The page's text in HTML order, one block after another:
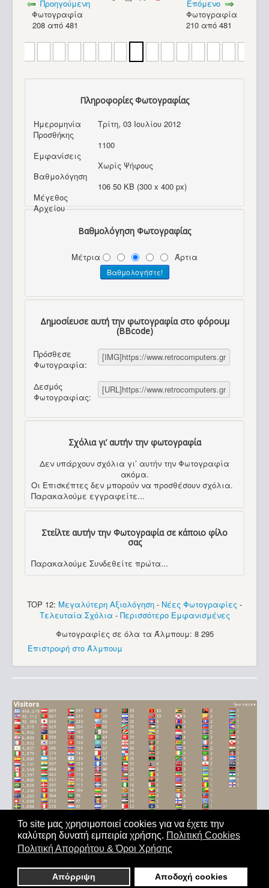
Το site μας χρησιμοποιεί cookies για να έχετε την
καλύτερη δυνατή εμπειρία χρήσης. Πολιτική Cookies
Πολιτική Απορρήτου & Όροι Χρήσης
Απόρριψη Αποδοχή cookies
Προηγούμενη
Φωτογραφία
208 από 481
Επόμενο
Φωτογραφία
210 από 481
Πληροφορίες Φωτογραφίας
Ημερομηνία
Προσθήκης
Τρίτη, 03 Ιουλίου 2012
Εμφανίσεις
1100
Βαθμολόγηση
Χωρίς Ψήφους
Μέγεθος
Αρχείου
106 50 KB (300 x 400 px)
Βαθμολόγηση Φωτογραφίας
Μέτρια Άρτια
Δημοσίευσε αυτή την φωτογραφία στο φόρουμ
(BBcode)
Πρόσθεσε
Φωτογραφία:
Δεσμός
Φωτογραφίας:
Σχόλια γι’ αυτήν την φωτογραφία
Δεν υπάρχουν σχόλια γι’ αυτήν την Φωτογραφία
ακόμα.
Οι Επισκέπτες δεν μπορούν να προσθέσουν σχόλια.
Παρακαλούμε εγγραφείτε...
Στείλτε αυτήν την Φωτογραφία σε κάποιο φίλο
σας
Παρακαλούμε Συνδεθείτε πρώτα...
TOP 12: Μεγαλύτερη Αξιολόγηση - Νέες Φωτογραφίες -
Τελευταία Σχόλια - Περισσότερο Εμφανισμένες
Φωτογραφίες σε όλα τα Άλμπουμ: 8 295
Επιστροφή στο Άλμπουμ
Αρχική|'Οροι Χρήσης|Επικοινωνία
παντός δικαιώματος